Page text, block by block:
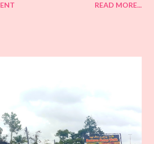
kerana engkau selalu membelanya. 6.
kekerasan terhadapnya. 10. Jika anakmu
suka mengancamnya. 11. Jika anakmu
membiarkannya. 12. Jika anakmu
READ MORE...